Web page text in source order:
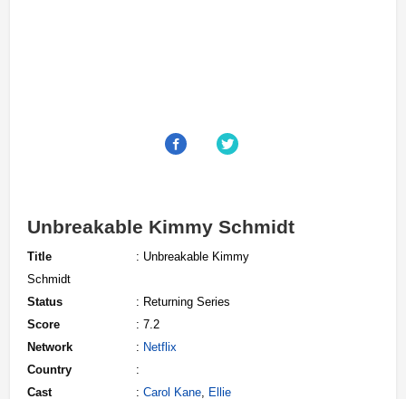
Unbreakable Kimmy Schmidt
Title
: Unbreakable Kimmy
Schmidt
Status
: Returning Series
Score
: 7.2
Network
: Netflix
Country
:
Cast
: Carol Kane, Ellie